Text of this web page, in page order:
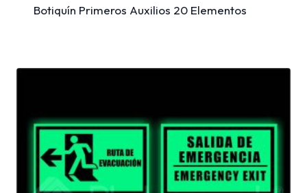
Botiquín Primeros Auxilios 20 Elementos